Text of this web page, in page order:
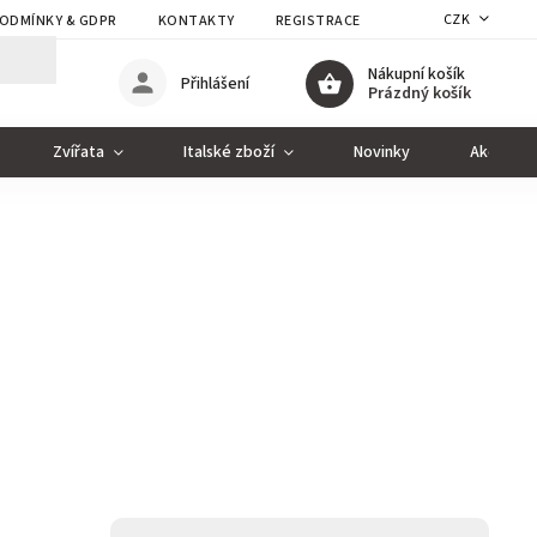
& GDPR KONTAKTY REGISTRACE CZK
Nákupní košík
Prázdný košík
Přihlášení
Zvířata Italské zboží Novinky Akce